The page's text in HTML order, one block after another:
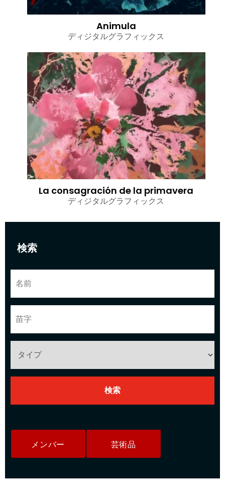
検索
メンバー 芸術品
Animula
ディジタルグラフィックス
La consagración de la primavera
ディジタルグラフィックス